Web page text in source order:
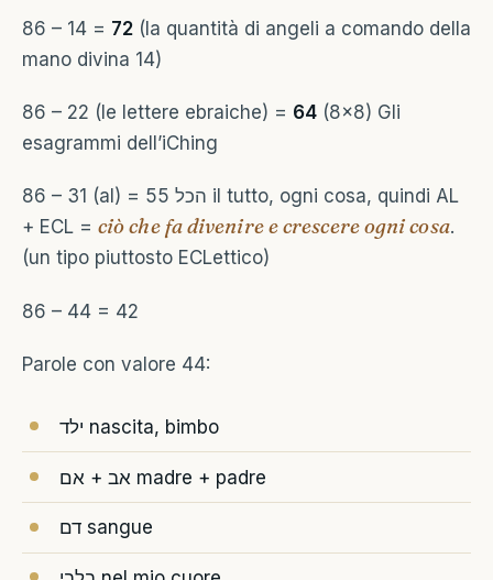
86 – 14 = 72 (la quantità di angeli a comando della
mano divina 14)
86 – 22 (le lettere ebraiche) = 64 (8×8) Gli
esagrammi dell’iChing
86 – 31 (al) = 55 הכל il tutto, ogni cosa, quindi AL
+ ECL = ciò che fa divenire e crescere ogni cosa.
(un tipo piuttosto ECLettico)
86 – 44 = 42
Parole con valore 44:
ילד nascita, bimbo
אב + אם madre + padre
דם sangue